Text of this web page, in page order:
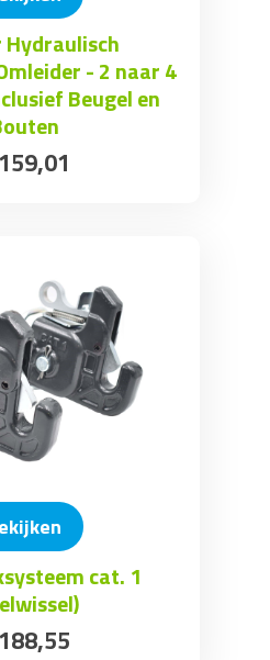
- 2 naar 4
Beugel en
159,01
cat. 1
188,55